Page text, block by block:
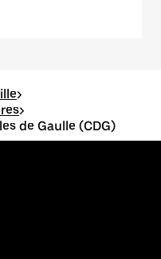
>
>
de Gaulle (CDG)